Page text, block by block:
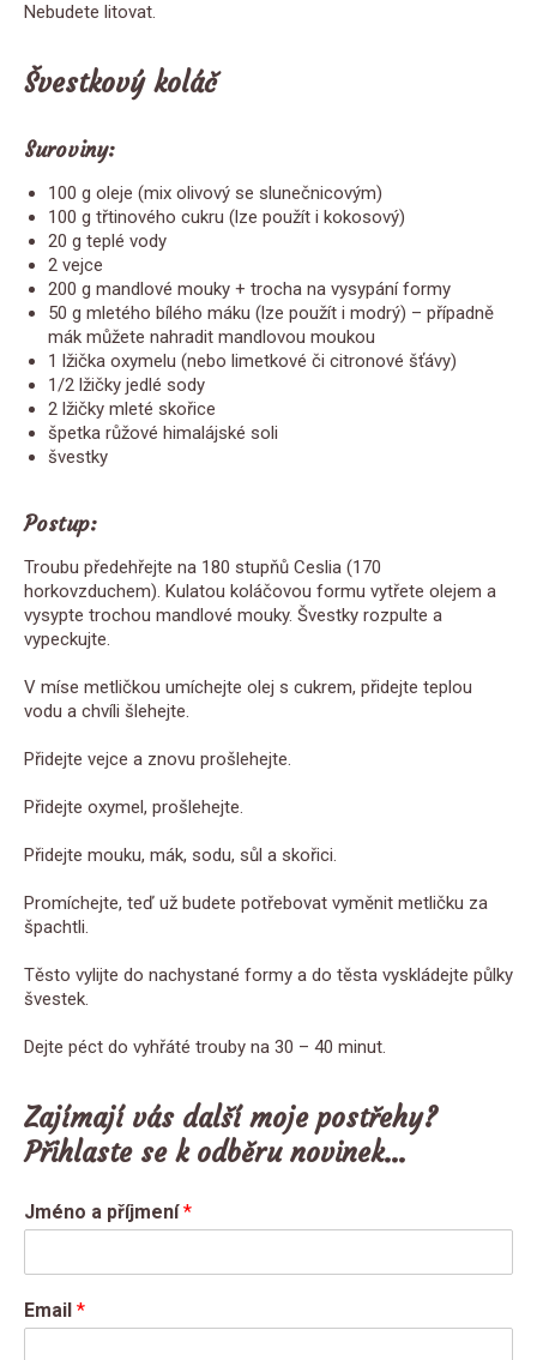
Nebudete litovat.
Švestkový koláč
Suroviny:
100 g oleje (mix olivový se slunečnicovým)
100 g třtinového cukru (lze použít i kokosový)
20 g teplé vody
2 vejce
200 g mandlové mouky + trocha na vysypání formy
50 g mletého bílého máku (lze použít i modrý) – případně
mák můžete nahradit mandlovou moukou
1 lžička oxymelu (nebo limetkové či citronové šťávy)
1/2 lžičky jedlé sody
2 lžičky mleté skořice
špetka růžové himalájské soli
švestky
Postup:
Troubu předehřejte na 180 stupňů Ceslia (170
horkovzduchem). Kulatou koláčovou formu vytřete olejem a
vysypte trochou mandlové mouky. Švestky rozpulte a
vypeckujte.
V míse metličkou umíchejte olej s cukrem, přidejte teplou
vodu a chvíli šlehejte.
Přidejte vejce a znovu prošlehejte.
Přidejte oxymel, prošlehejte.
Přidejte mouku, mák, sodu, sůl a skořici.
Promíchejte, teď už budete potřebovat vyměnit metličku za
špachtli.
Těsto vylijte do nachystané formy a do těsta vyskládejte půlky
švestek.
Dejte péct do vyhřáté trouby na 30 – 40 minut.
Zajímají vás další moje postřehy?
Přihlaste se k odběru novinek…
Jméno a příjmení*
Email *